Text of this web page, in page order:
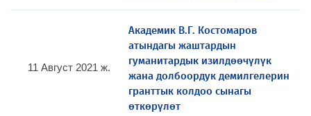
11 Август 2021 ж.
Академик В.Г. Костомаров
атындагы жаштардын
гуманитардык изилдөөчүлүк
жана долбоордук демилгелерин
гранттык колдоо сынагы
өткөрүлөт